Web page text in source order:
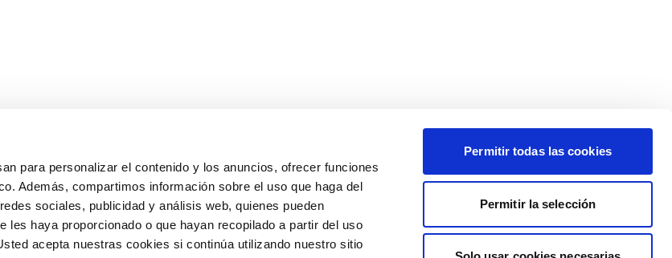
para personalizar el contenido y los anuncios, ofrecer funciones
Además, compartimos información sobre el uso que haga del
sociales, publicidad y análisis web, quienes pueden
les haya proporcionado o que hayan recopilado a partir del uso
acepta nuestras cookies si continúa utilizando nuestro sitio
Permitir todas las cookies
Permitir la selección